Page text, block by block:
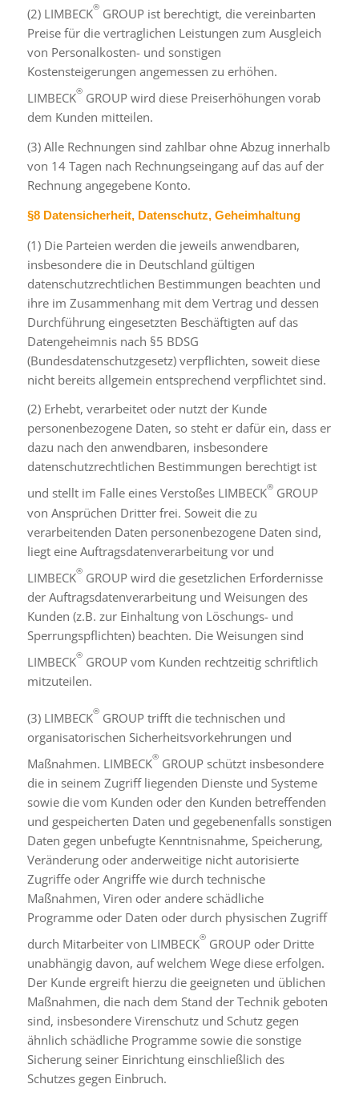
(2) LIMBECK®GROUP ist berechtigt, die vereinbarten
Preise für die vertraglichen Leistungen zum Ausgleich
von Personalkosten- und sonstigen
Kostensteigerungen angemessen zu erhöhen.
LIMBECK®GROUP wird diese Preiserhöhungen vorab
dem Kunden mitteilen.
(3) Alle Rechnungen sind zahlbar ohne Abzug innerhalb
von 14 Tagen nach Rechnungseingang auf das auf der
Rechnung angegebene Konto.
§8 Datensicherheit, Datenschutz, Geheimhaltung
(1) Die Parteien werden die jeweils anwendbaren,
insbesondere die in Deutschland gültigen
datenschutzrechtlichen Bestimmungen beachten und
ihre im Zusammenhang mit dem Vertrag und dessen
Durchführung eingesetzten Beschäftigten auf das
Datengeheimnis nach §5 BDSG
(Bundesdatenschutzgesetz) verpflichten, soweit diese
nicht bereits allgemein entsprechend verpflichtet sind.
(2) Erhebt, verarbeitet oder nutzt der Kunde
personenbezogene Daten, so steht er dafür ein, dass er
dazu nach den anwendbaren, insbesondere
datenschutzrechtlichen Bestimmungen berechtigt ist
und stellt im Falle eines Verstoßes LIMBECK®GROUP
von Ansprüchen Dritter frei. Soweit die zu
verarbeitenden Daten personenbezogene Daten sind,
liegt eine Auftragsdatenverarbeitung vor und
LIMBECK®GROUP wird die gesetzlichen Erfordernisse
der Auftragsdatenverarbeitung und Weisungen des
Kunden (z.B. zur Einhaltung von Löschungs- und
Sperrungspflichten) beachten. Die Weisungen sind
LIMBECK®GROUP vom Kunden rechtzeitig schriftlich
mitzuteilen.
(3) LIMBECK®GROUP trifft die technischen und
organisatorischen Sicherheitsvorkehrungen und
Maßnahmen. LIMBECK®GROUP schützt insbesondere
die in seinem Zugriff liegenden Dienste und Systeme
sowie die vom Kunden oder den Kunden betreffenden
und gespeicherten Daten und gegebenenfalls sonstigen
Daten gegen unbefugte Kenntnisnahme, Speicherung,
Veränderung oder anderweitige nicht autorisierte
Zugriffe oder Angriffe wie durch technische
Maßnahmen, Viren oder andere schädliche
Programme oder Daten oder durch physischen Zugriff
durch Mitarbeiter von LIMBECK®GROUP oder Dritte
unabhängig davon, auf welchem Wege diese erfolgen.
Der Kunde ergreift hierzu die geeigneten und üblichen
Maßnahmen, die nach dem Stand der Technik geboten
sind, insbesondere Virenschutz und Schutz gegen
ähnlich schädliche Programme sowie die sonstige
Sicherung seiner Einrichtung einschließlich des
Schutzes gegen Einbruch.